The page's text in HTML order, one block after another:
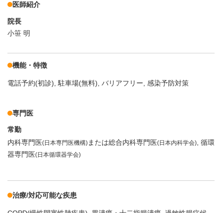
医師紹介
院長
小笹 明
機能・特徴
電話予約(初診) 駐車場(無料) バリアフリー 感染予防対策
専門医
常勤
内科専門医(日本専門医機構)または総合内科専門医(日本内科学会) 循環
器専門医(日本循環器学会)
治療/対応可能な疾患